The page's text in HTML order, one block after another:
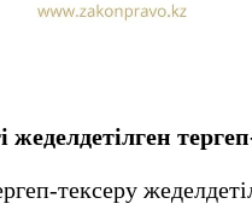
жеделдетілген
тексеру